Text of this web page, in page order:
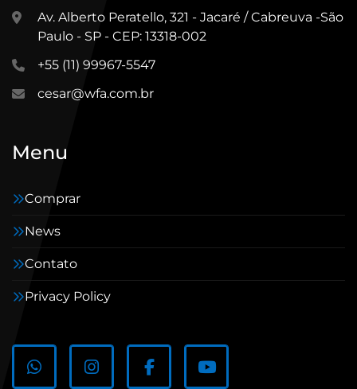
Av. Alberto Peratello, 321 - Jacaré / Cabreuva -São
Paulo - SP - CEP: 13318-002
+55 (11) 99967-5547
cesar@wfa.com.br
Menu
Comprar
News
Contato
Privacy Policy
whatsappinstagramfacebookyoutube